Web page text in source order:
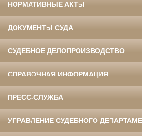
НОРМАТИВНЫЕ АКТЫ
ДОКУМЕНТЫ СУДА
СУДЕБНОЕ ДЕЛОПРОИЗВОДСТВО
СПРАВОЧНАЯ ИНФОРМАЦИЯ
ПРЕСС-СЛУЖБА
УПРАВЛЕНИЕ СУДЕБНОГО